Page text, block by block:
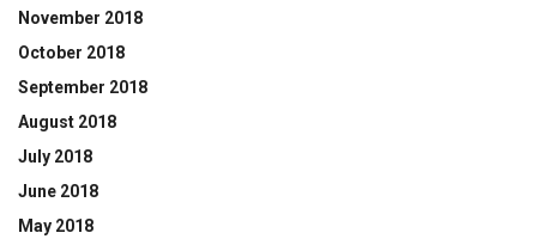
November 2018
October 2018
September 2018
August 2018
July 2018
June 2018
May 2018